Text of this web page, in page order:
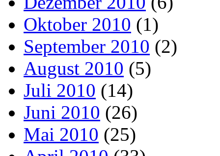
Oktober 2010 (1)
September 2010 (2)
August 2010 (5)
Juli 2010 (14)
Juni 2010 (26)
Mai 2010 (25)